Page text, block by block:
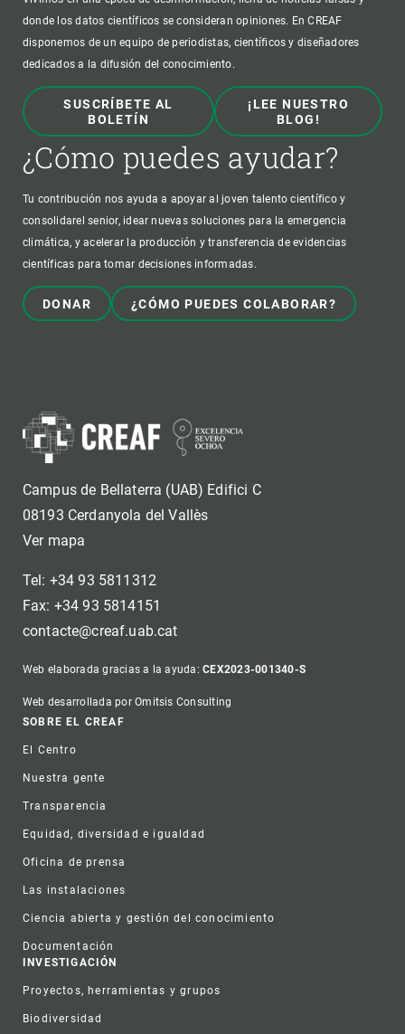
Vivimos en una época de desinformación, llena de noticias falsas y
donde los datos científicos se consideran opiniones. En CREAF
disponemos de un equipo de periodistas, científicos y diseñadores
dedicados a la difusión del conocimiento.
BLOG!
¿Cómo puedes ayudar?
Tu contribución nos ayuda a apoyar al joven talento científico y
consolidarel senior, idear nuevas soluciones para la emergencia
climática, y acelerar la producción y transferencia de evidencias
científicas para tomar decisiones informadas.
Campus de Bellaterra (UAB) Edifici C
08193 Cerdanyola del Vallès
Tel: +34 93 5811312
Fax: +34 93 5814151
Web elaborada gracias a la ayuda: CEX2023-001340-S
Web desarrollada por Omitsis Consulting
Footer
SOBRE EL CREAF
El Centro
Nuestra gente
Transparencia
Equidad, diversidad e igualdad
Oficina de prensa
Las instalaciones
Ciencia abierta y gestión del conocimiento
INVESTIGACIÓN
Proyectos, herramientas y grupos